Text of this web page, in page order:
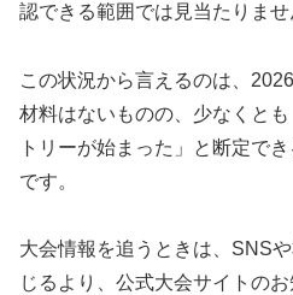
認できる範囲では見当たりませ
この状況から言えるのは、
材料はないものの、少なくと
トリーが始まった」と断定で
です。
大会情報を追うときは、SNS
じるより、公式大会サイトの